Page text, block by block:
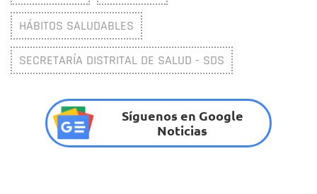
HÁBITOS SALUDABLES
SECRETARÍA DISTRITAL DE SALUD - SDS
Síguenos en Google
Noticias